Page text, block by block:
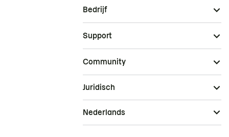
Bedrijf
Support
Community
Juridisch
Nederlands